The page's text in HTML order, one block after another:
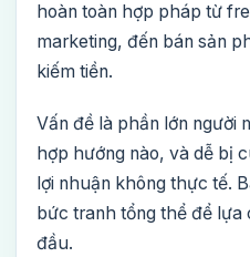
hoàn toàn hợp pháp từ
marketing, đến bán sản
kiếm tiền.
Vấn đề là phần lớn người
hợp hướng nào, và dễ bị
lợi nhuận không thực tế.
bức tranh tổng thể để
đầu.